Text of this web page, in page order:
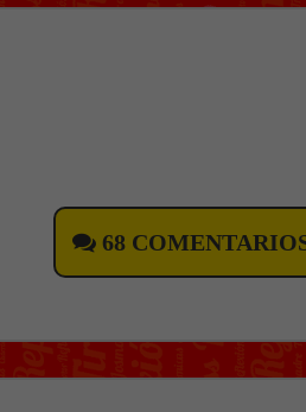
68